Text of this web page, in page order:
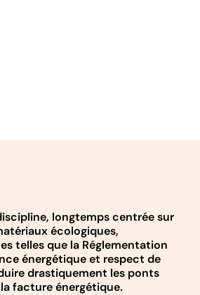
longtemps centrée sur
écologiques,
telles que la Réglementation
énergétique et respect de
drastiquement les ponts
facture énergétique.